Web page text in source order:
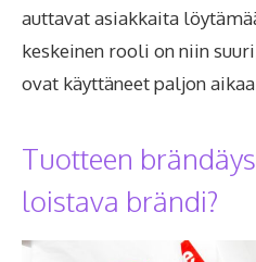
auttavat asiakkaita
keskeinen rooli on niin
ovat käyttäneet paljon
Tuotteen
loistava brändi?